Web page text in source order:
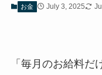
お金 July 3, 2025
「毎月のお給料だ